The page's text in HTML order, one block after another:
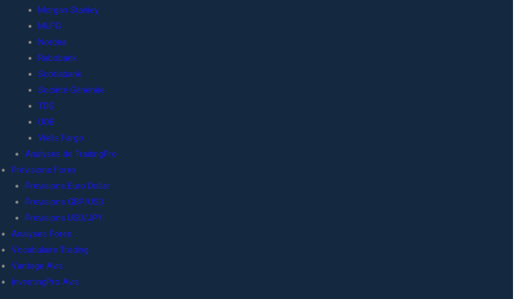
Morgan Stanley
MUFG
Nordea
Rabobank
Scotiabank
Société Générale
TDS
UOB
Wells Fargo
Analyses de TradingPro
Prévisions Forex
Prévisions Euro Dollar
Prévisions GBP/USD
Prévisions USD/JPY
Analyses Forex
Vocabulaire Trading
Vantage Avis
InvestingPro Avis